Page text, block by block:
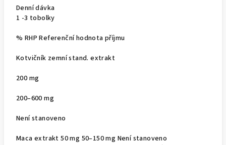
Denní dávka
1 -3 tobolky
% RHP Referenční hodnota příjmu
Kotvičník zemní stand. extrakt
200 mg
200–600 mg
Není stanoveno
Maca extrakt 50 mg 50–150 mg Není stanoveno